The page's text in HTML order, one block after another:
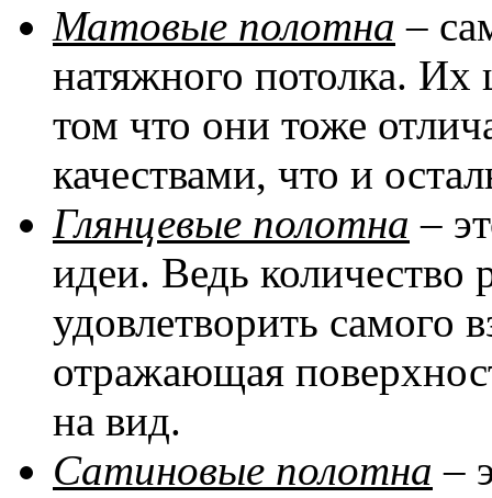
Матовые полотна –
натяжного потолка. Их
том что они тоже
качествами, что и
Глянцевые полотна –
идеи. Ведь количество
удовлетворить самого
отражающая
на вид.
Сатиновые полотна –